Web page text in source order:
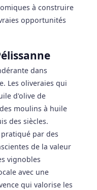
à construire
opportunités
dans
Les oliveraies qui
d'olive de
moulins à huile
des siècles.
par des
de la valeur
vignobles
avec une
qui valorise les